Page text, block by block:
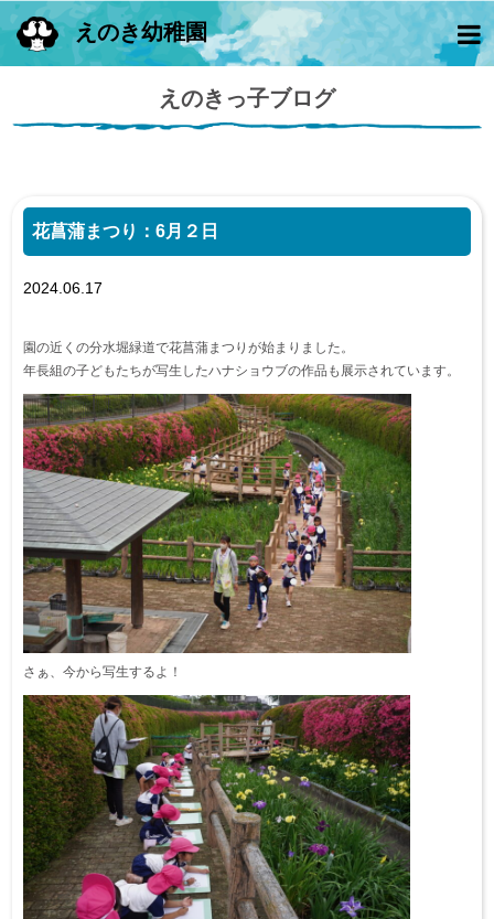
えのき幼稚園
えのきっ子ブログ
花菖蒲まつり：6月２日
2024.06.17
園の近くの分水堀緑道で花菖蒲まつりが始まりました。
年長組の子どもたちが写生したハナショウブの作品も展示されています。
さぁ、今から写生するよ！